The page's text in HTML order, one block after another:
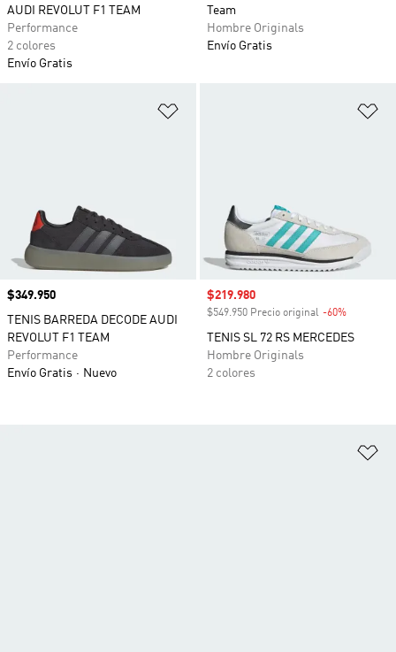
AUDI REVOLUT F1 TEAM
Performance
2 colores
Envío Gratis
Team
Hombre Originals
Envío Gratis
Precio
$349.950
TENIS BARREDA DECODE AUDI
REVOLUT F1 TEAM
Performance
Envío Gratis
Nuevo
Precio de venta
$219.980
$549.950 Precio original -60%
TENIS SL 72 RS MERCEDES
Hombre Originals
2 colores